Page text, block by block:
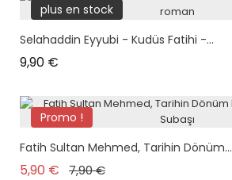
plus en stock
Selahaddin Eyyubi - Kudüs Fatihi -...
9,90 €
Promo !
plus en stock
Fatih Sultan Mehmed, Tarihin Dönüm...
5,90 € Prix de base
7,90 €Prix